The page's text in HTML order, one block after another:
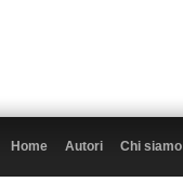
Home Autori Chi siamo